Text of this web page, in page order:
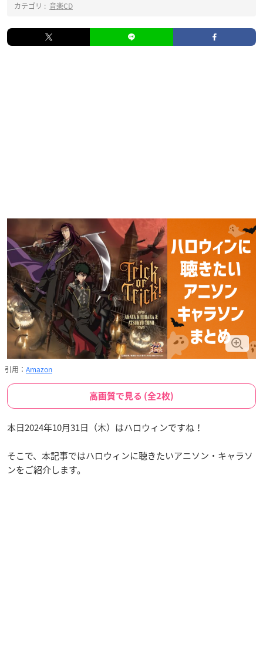
カテゴリ : 音楽CD
引用： Amazon
高画質で見る (全2枚)
本日2024年10月31日（木）はハロウィンですね！
そこで、本記事ではハロウィンに聴きたいアニソン・キャラソ
ンをご紹介します。